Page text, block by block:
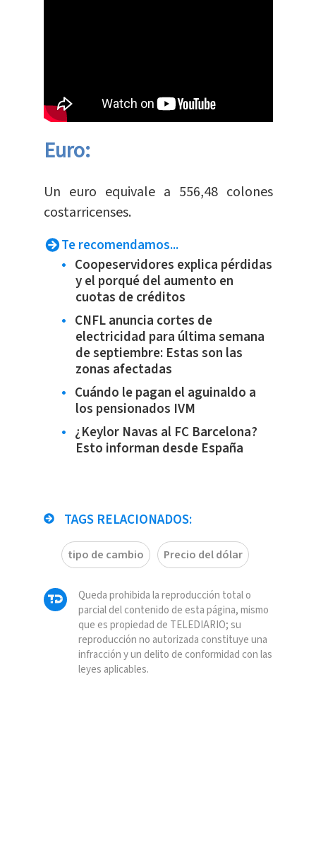
Euro:
​Un euro equivale a 556,48 colones
costarricenses.
Te recomendamos...
Coopeservidores explica pérdidas
y el porqué del aumento en
cuotas de créditos
CNFL anuncia cortes de
electricidad para última semana
de septiembre: Estas son las
zonas afectadas
Cuándo le pagan el aguinaldo a
los pensionados IVM
¿Keylor Navas al FC Barcelona?
Esto informan desde España
TAGS RELACIONADOS:
tipo de cambio Precio del dólar
Queda prohibida la reproducción total o
parcial del contenido de esta página, mismo
que es propiedad de TELEDIARIO; su
reproducción no autorizada constituye una
infracción y un delito de conformidad con las
leyes aplicables.